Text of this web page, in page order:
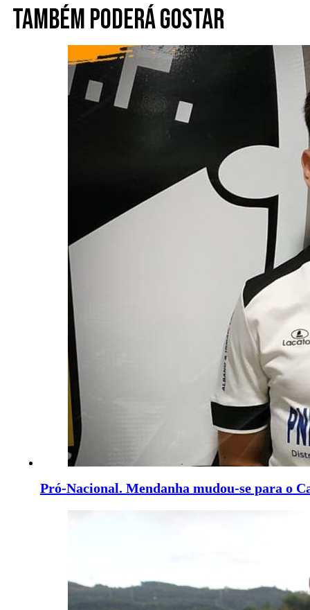
Também poderá gostar
Pró-Nacional. Mendanha mudou-se para o